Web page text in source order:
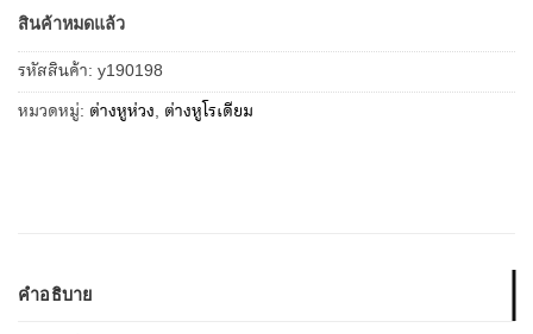
สินค้าหมดแล้ว
รหัสสินค้า: y190198
หมวดหมู่: ต่างหูห่วง, ต่างหูโรเดียม
คำอธิบาย